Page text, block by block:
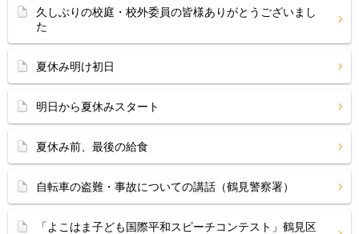
久しぶりの校庭・校外委員の皆様ありがとうございまし
た
夏休み明け初日
明日から夏休みスタート
夏休み前、最後の給食
自転車の盗難・事故についての講話（鶴見警察署）
「よこはま子ども国際平和スピーチコンテスト」鶴見区